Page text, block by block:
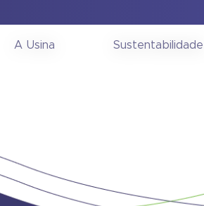
A Usina Sustentabilidade
de